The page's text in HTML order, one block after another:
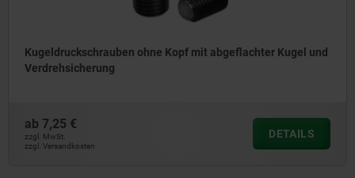
Kugeldruckschrauben ohne Kopf mit abgeflachter Kugel und
Verdrehsicherung
ab 7,25 €
zzgl. MwSt.
zzgl. Versandkosten
DETAILS